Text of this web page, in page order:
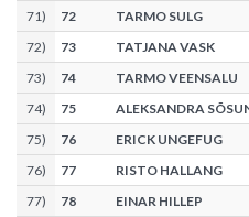
71) 72
TARMO SULG
72) 73
TATJANA VASK
73) 74
TARMO VEENSALU
74) 75
ALEKSANDRA
75) 76
ERICK UNGEFUG
76) 77
RISTO HALLANG
77) 78
EINAR HILLEP